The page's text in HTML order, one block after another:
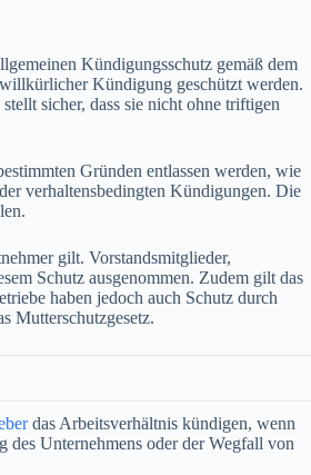
Kündigungsschutz gemäß dem
Kündigung geschützt werden.
sicher, dass sie nicht ohne triftigen
Gründen entlassen werden, wie
verhaltensbedingten Kündigungen. Die
gilt. Vorstandsmitglieder,
Schutz ausgenommen. Zudem gilt das
haben jedoch auch Schutz durch
Mutterschutzgesetz.
das Arbeitsverhältnis kündigen, wenn
Unternehmens oder der Wegfall von